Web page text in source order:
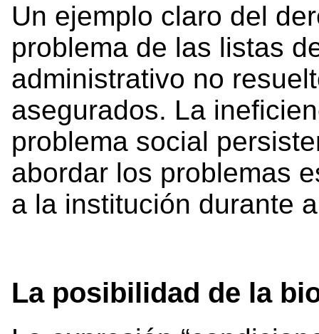
Un ejemplo claro del
problema de las listas
administrativo no
asegurados. La
problema social
abordar los problemas
a la institución durante
La posibilidad de la